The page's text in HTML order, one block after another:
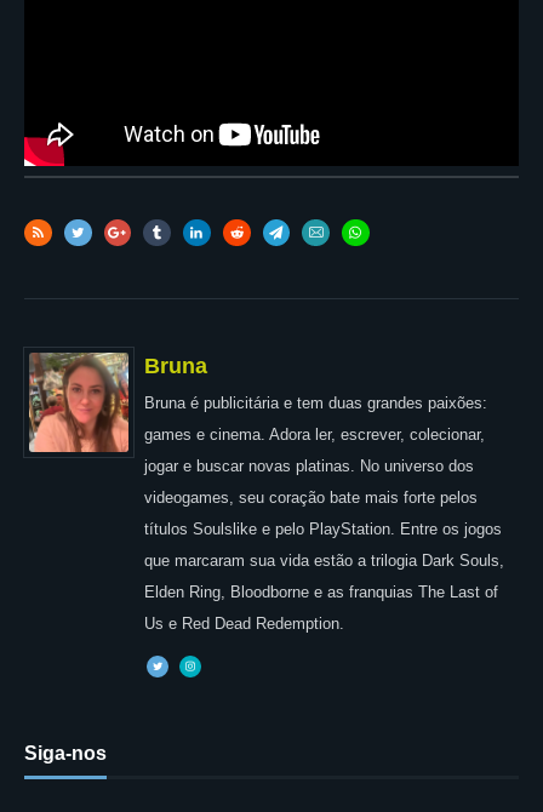
Bruna
Bruna é publicitária e tem duas grandes paixões:
games e cinema. Adora ler, escrever, colecionar,
jogar e buscar novas platinas. No universo dos
videogames, seu coração bate mais forte pelos
títulos Soulslike e pelo PlayStation. Entre os jogos
que marcaram sua vida estão a trilogia Dark Souls,
Elden Ring, Bloodborne e as franquias The Last of
Us e Red Dead Redemption.
Siga-nos